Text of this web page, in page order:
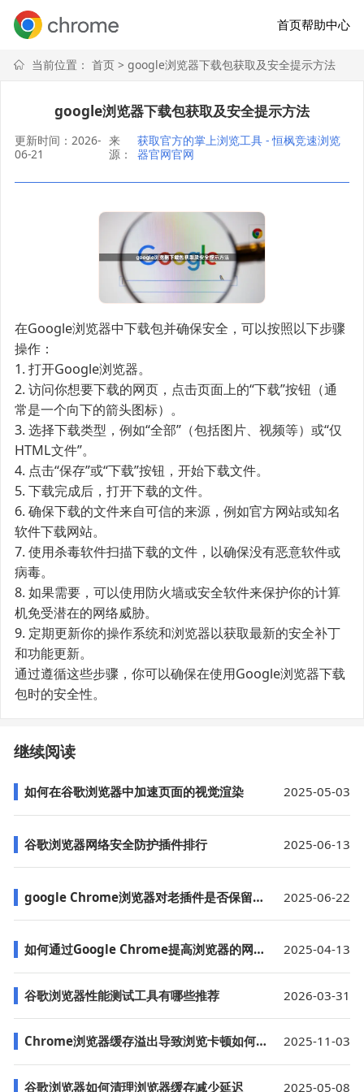
首页帮助中心
当前位置： 首页> google浏览器下载包获取及安全提示方法
google浏览器下载包获取及安全提示方法
更新时间：2026-
06-21
来
源：
获取官方的掌上浏览工具 - 恒枫竞速浏览
器官网官网
在Google浏览器中下载包并确保安全，可以按照以下步骤
操作：
1. 打开Google浏览器。
2. 访问你想要下载的网页，点击页面上的“下载”按钮（通
常是一个向下的箭头图标）。
3. 选择下载类型，例如“全部”（包括图片、视频等）或“仅
HTML文件”。
4. 点击“保存”或“下载”按钮，开始下载文件。
5. 下载完成后，打开下载的文件。
6. 确保下载的文件来自可信的来源，例如官方网站或知名
软件下载网站。
7. 使用杀毒软件扫描下载的文件，以确保没有恶意软件或
病毒。
8. 如果需要，可以使用防火墙或安全软件来保护你的计算
机免受潜在的网络威胁。
9. 定期更新你的操作系统和浏览器以获取最新的安全补丁
和功能更新。
通过遵循这些步骤，你可以确保在使用Google浏览器下载
包时的安全性。
继续阅读
如何在谷歌浏览器中加速页面的视觉渲染 2025-05-03
谷歌浏览器网络安全防护插件排行 2025-06-13
google Chrome浏览器对老插件是否保留支持 2025-06-22
如何通过Google Chrome提高浏览器的网络性能 2025-04-13
谷歌浏览器性能测试工具有哪些推荐 2026-03-31
Chrome浏览器缓存溢出导致浏览卡顿如何优化 2025-11-03
谷歌浏览器如何清理浏览器缓存减少延迟 2025-05-08